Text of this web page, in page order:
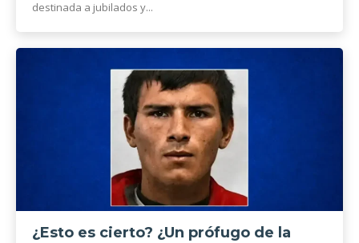
destinada a jubilados y...
¿Esto es cierto? ¿Un prófugo de la